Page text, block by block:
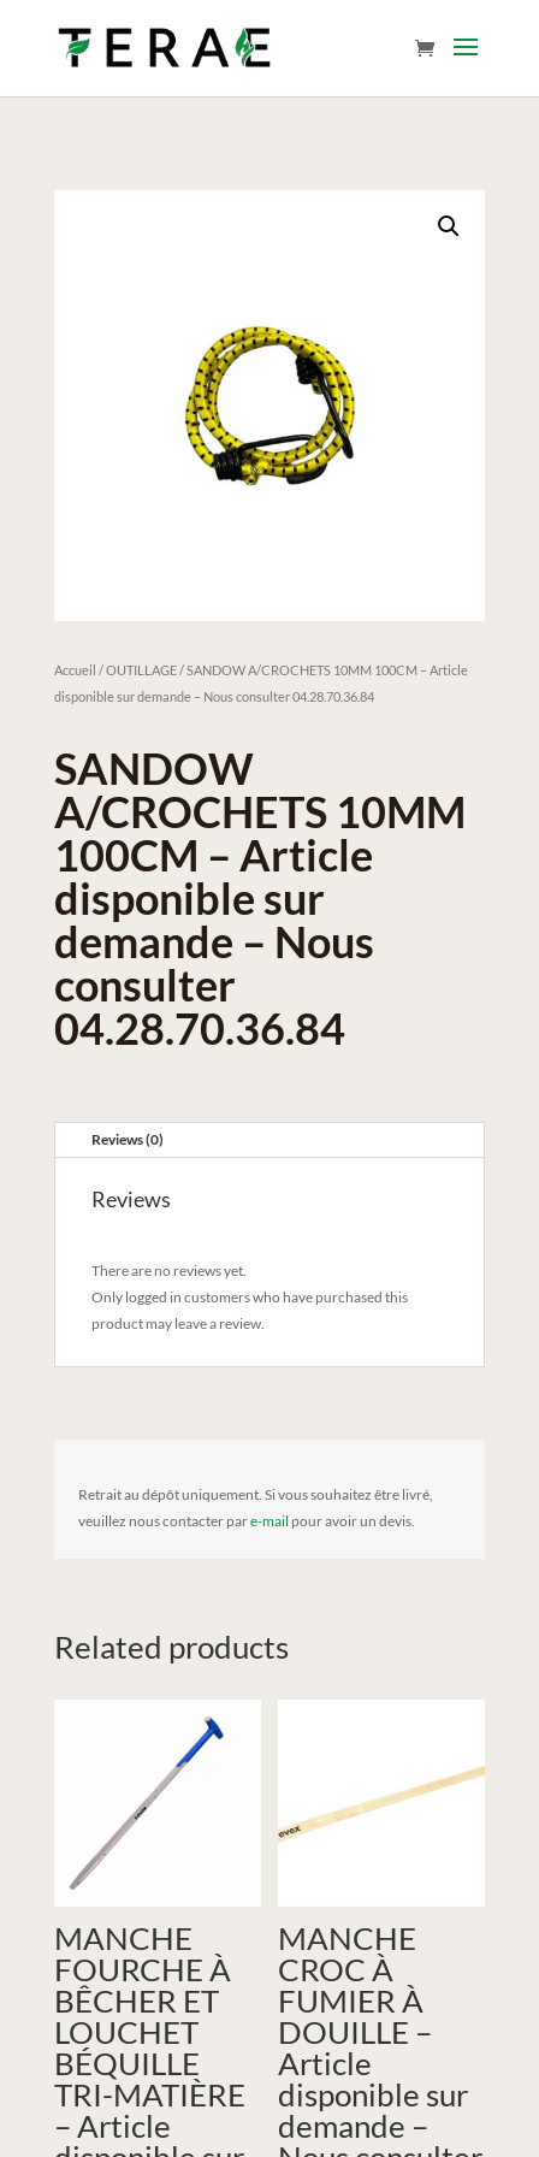
Accueil /OUTILLAGE/ SANDOW A/CROCHETS 10MM 100CM – Article
disponible sur demande – Nous consulter 04.28.70.36.84
SANDOW
A/CROCHETS 10MM
100CM – Article
disponible sur
demande – Nous
consulter
04.28.70.36.84
Reviews (0)
Reviews
There are no reviews yet.
Only logged in customers who have purchased this
product may leave a review.
Retrait au dépôt uniquement. Si vous souhaitez être livré,
veuillez nous contacter pare-mail pour avoir un devis.
Related products
MANCHE
FOURCHE À
BÊCHER ET
LOUCHET
BÉQUILLE
TRI-MATIÈRE
– Article
MANCHE
CROC À
FUMIER À
DOUILLE –
Article
disponible sur
demande –